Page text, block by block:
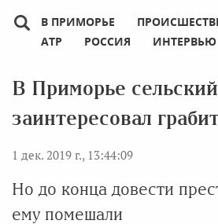
В ПРИМОРЬЕ
АТР
РОССИЯ ИНТЕРВЬЮ
В Приморье
заинтересовал
1 дек. 2019 г., 13:44:09
Но до конца довести
ему помешали